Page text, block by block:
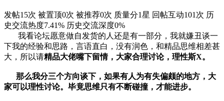
发帖15次 被置顶0次 被推荐0次 质量分1星 回帖互动101次 历
史交流热度7.41% 历史交流深度0%
我看论坛愿意做自发货的人还是有一部分，我就嫌丑谈一
下我的经验和思路，言语直白，没有润色，和精品思维相差甚
大，所以请精品大佬嘴下留情，大家合理讨论，理性斯X。
那么我分三个方向谈下，如果有人为有失偏颇的地方，大
家可以理性讨论。毕竟思维只有不断碰撞，才能进步。